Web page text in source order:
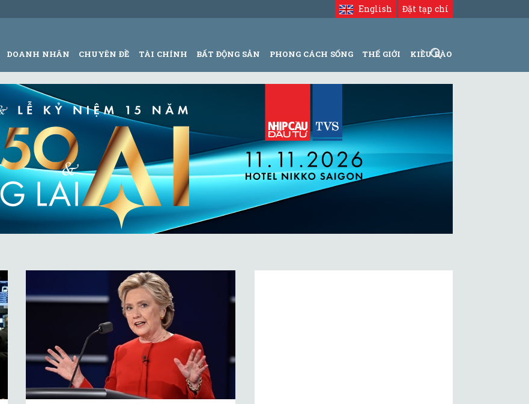
Đặt tạp chí
English
DOANH NHÂN CHUYÊN ĐỀ TÀI CHÍNH BẤT ĐỘNG SẢN PHONG CÁCH SỐNG THẾ GIỚI KIỀU BÀO